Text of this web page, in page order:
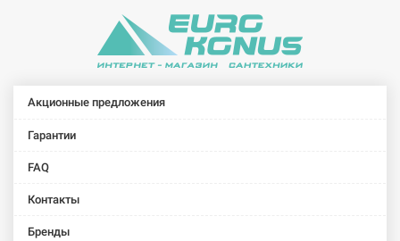
(ZMK02170851)Zrala
(ZMK02170850)
Акционные предложения
Гарантии
FAQ
Контакты
Бренды